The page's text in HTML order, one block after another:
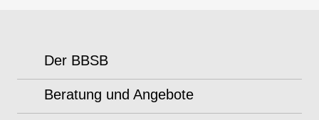
Der BBSB
Beratung und Angebote